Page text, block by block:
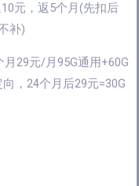
元，返5个月(先扣后
补)
29元/月95G通用+60G
，24个月后29元=30G